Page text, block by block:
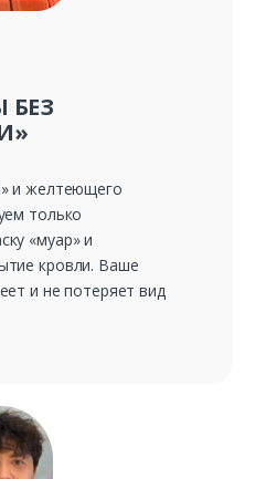
БЕЗ
и желтеющего
только
«муар» и
кровли. Ваше
и не потеряет вид